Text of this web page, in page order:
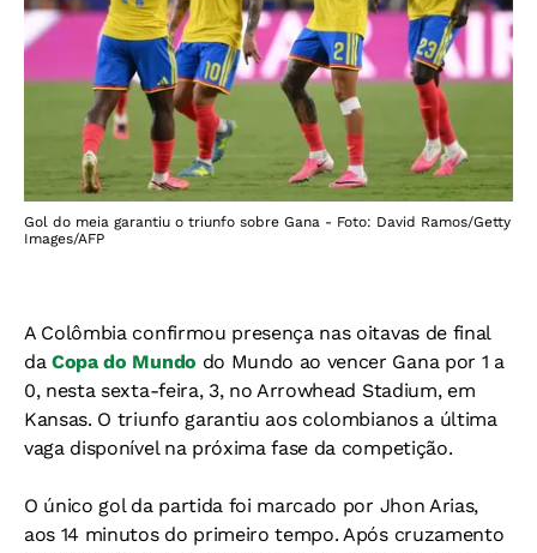
Gol do meia garantiu o triunfo sobre Gana - Foto: David Ramos/Getty
Images/AFP
A Colômbia confirmou presença nas oitavas de final
daCopa do Mundo do Mundo ao vencer Gana por 1 a
0, nesta sexta-feira, 3, no Arrowhead Stadium, em
Kansas. O triunfo garantiu aos colombianos a última
vaga disponível na próxima fase da competição.
O único gol da partida foi marcado por Jhon Arias,
aos 14 minutos do primeiro tempo. Após cruzamento